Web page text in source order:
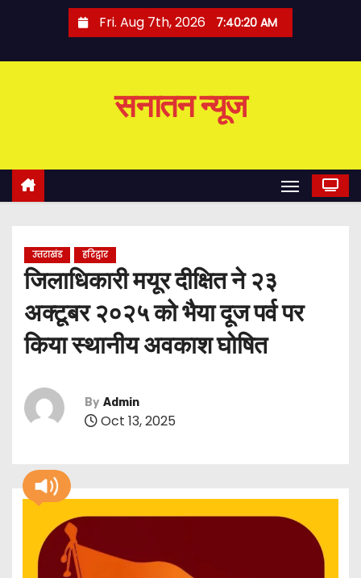
o
Fri. Aug 7th, 2026 7:40:21 AM
सनातन न्यूज
उत्तराखंड हरिद्वार
जिलाधिकारी मयूर दीक्षित ने २३
अक्टूबर २०२५ को भैया दूज पर्व पर
किया स्थानीय अवकाश घोषित
By Admin
Oct 13, 2025